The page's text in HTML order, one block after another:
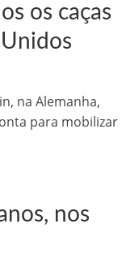
os caças
na Alemanha,
para mobilizar
nos